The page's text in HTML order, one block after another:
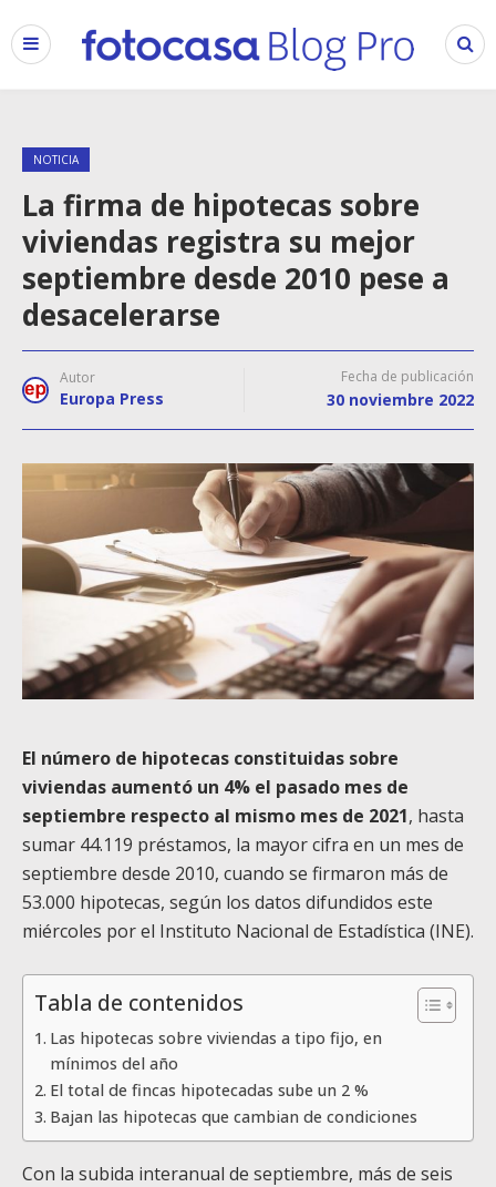
NOTICIA
La firma de hipotecas sobre
viviendas registra su mejor
septiembre desde 2010 pese a
desacelerarse
Autor
Europa Press
Fecha de publicación
30 noviembre 2022
El número de hipotecas constituidas sobre
viviendas aumentó un 4% el pasado mes de
septiembre respecto al mismo mes de 2021, hasta
sumar 44.119 préstamos, la mayor cifra en un mes de
septiembre desde 2010, cuando se firmaron más de
53.000 hipotecas, según los datos difundidos este
miércoles por el Instituto Nacional de Estadística (INE).
Tabla de contenidos
Las hipotecas sobre viviendas a tipo fijo, en
mínimos del año
El total de fincas hipotecadas sube un 2 %
Bajan las hipotecas que cambian de condiciones
Con la subida interanual de septiembre, más de seis